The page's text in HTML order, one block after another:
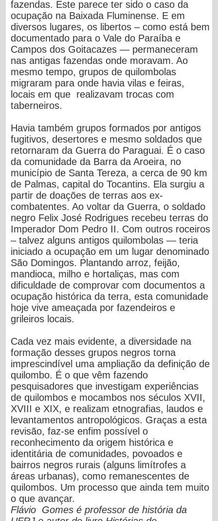
fazendas. Este parece ter sido o caso da
ocupação na Baixada Fluminense. E em
diversos lugares, os libertos – como está bem
documentado para o Vale do Paraíba e
Campos dos Goitacazes — permaneceram
nas antigas fazendas onde moravam. Ao
mesmo tempo, grupos de quilombolas
migraram para onde havia vilas e feiras,
locais em que realizavam trocas com
taberneiros.
Havia também grupos formados por antigos
fugitivos, desertores e mesmo soldados que
retornaram da Guerra do Paraguai. É o caso
da comunidade da Barra da Aroeira, no
município de Santa Tereza, a cerca de 90 km
de Palmas, capital do Tocantins. Ela surgiu a
partir de doações de terras aos ex-
combatentes. Ao voltar da Guerra, o soldado
negro Felix José Rodrigues recebeu terras do
Imperador Dom Pedro II. Com outros roceiros
– talvez alguns antigos quilombolas — teria
iniciado a ocupação em um lugar denominado
São Domingos. Plantando arroz, feijão,
mandioca, milho e hortaliças, mas com
dificuldade de comprovar com documentos a
ocupação histórica da terra, esta comunidade
hoje vive ameaçada por fazendeiros e
grileiros locais.
Cada vez mais evidente, a diversidade na
formação desses grupos negros torna
imprescindível uma ampliação da definição de
quilombo. É o que vêm fazendo
pesquisadores que investigam experiências
de quilombos e mocambos nos séculos XVII,
XVIII e XIX, e realizam etnografias, laudos e
levantamentos antropológicos. Graças a esta
revisão, faz-se enfim possível o
reconhecimento da origem histórica e
identitária de comunidades, povoados e
bairros negros rurais (alguns limítrofes a
áreas urbanas), como remanescentes de
quilombos. Um processo que ainda tem muito
o que avançar.
Flávio Gomes é professor de história da